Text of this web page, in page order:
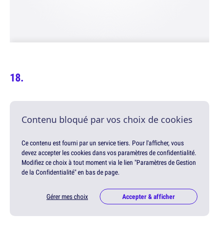
Contenu bloqué par vos choix de cookies
Ce contenu est fourni par un service tiers. Pour l'afficher, vous
devez accepter les cookies dans vos paramètres de confidentialité.
Modifiez ce choix à tout moment via le lien "Paramètres de Gestion
de la Confidentialité" en bas de page.
Gérer mes choix Accepter & afficher